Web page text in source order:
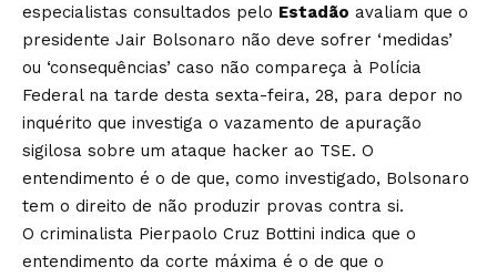
especialistas consultados pelo Estadão avaliam que o
presidente Jair Bolsonaro não deve sofrer ‘medidas’
ou ‘consequências’ caso não compareça à Polícia
Federal na tarde desta sexta-feira, 28, para depor no
inquérito que investiga o vazamento de apuração
sigilosa sobre um ataque hacker ao TSE. O
entendimento é o de que, como investigado, Bolsonaro
tem o direito de não produzir provas contra si.
O criminalista Pierpaolo Cruz Bottini indica que o
entendimento da corte máxima é o de que o